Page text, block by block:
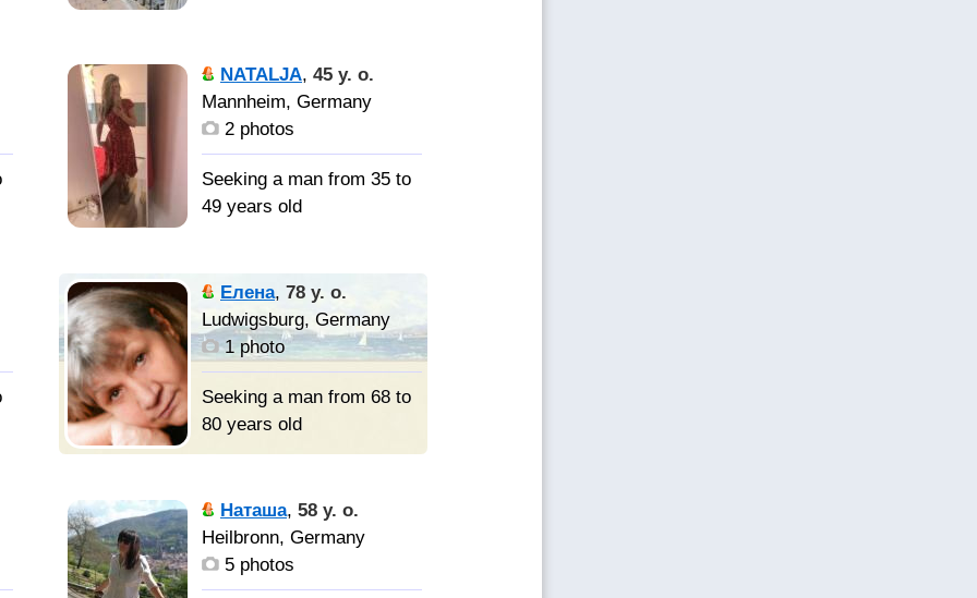
для общения, общих
интересов и целей в
дальнейшем
NATALJA, 45 y. o.
Mannheim, Germany
2 photos
Seeking a man from 35 to
49 years old
Познакомлюсь с
мужчиной только в
области Германии и
Франции, Швейцарии
Елена, 78 y. o.
Ludwigsburg, Germany
1 photo
Seeking a man from 68 to
80 years old
живут за рубежом. Я
родилась и до 29 лет
жила на Урале. В
Наташа, 58 y. o.
Heilbronn, Germany
5 photos